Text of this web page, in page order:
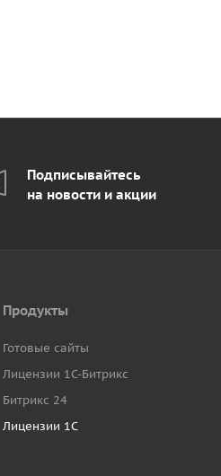
Подписывайтесь
на новости и акции
Продукты
Готовые сайты
Лицензии 1С-Битрикс
Битрикс 24
Лицензии 1С